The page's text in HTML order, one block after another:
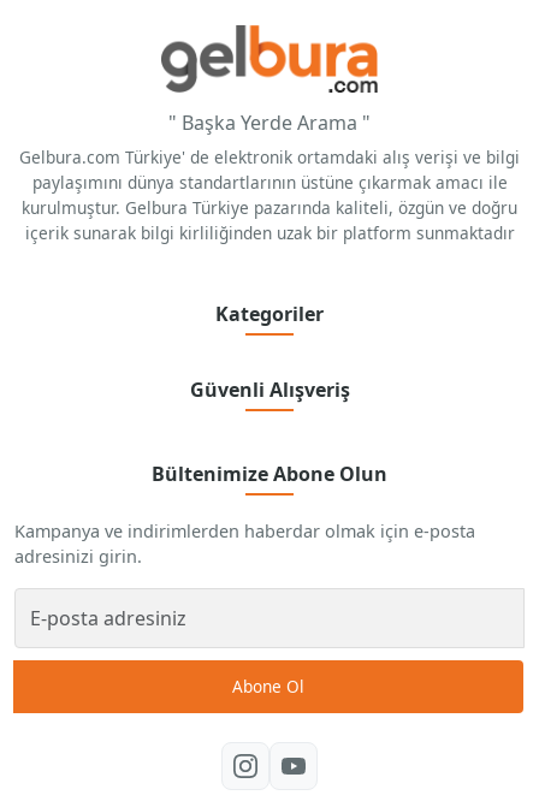
" Başka Yerde Arama "
Gelbura.com Türkiye' de elektronik ortamdaki alış verişi ve bilgi
paylaşımını dünya standartlarının üstüne çıkarmak amacı ile
kurulmuştur. Gelbura Türkiye pazarında kaliteli, özgün ve doğru
içerik sunarak bilgi kirliliğinden uzak bir platform sunmaktadır
Kategoriler
Güvenli Alışveriş
Bültenimize Abone Olun
Kampanya ve indirimlerden haberdar olmak için e-posta
adresinizi girin.
Abone Ol